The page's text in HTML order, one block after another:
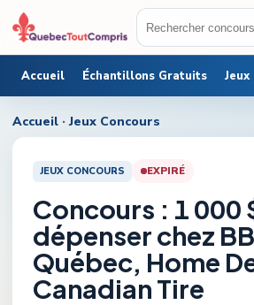
Accueil Échantillons Gratuits Jeux
Accueil · Jeux Concours
JEUX CONCOURS EXPIRÉ
Concours : 1 000
dépenser chez
Québec, Home
Canadian Tire